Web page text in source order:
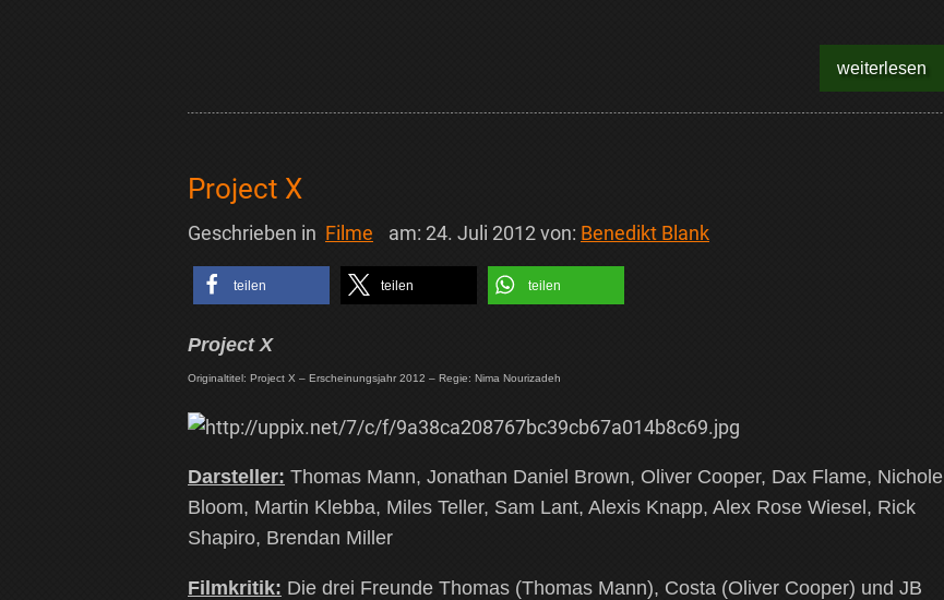
weiterlesen
Project X
Geschrieben in Filme am: 24. Juli 2012von: Benedikt Blank
teilen teilen teilen
Project X
Originaltitel: Project X – Erscheinungsjahr 2012 – Regie: Nima Nourizadeh
Darsteller: Thomas Mann, Jonathan Daniel Brown, Oliver Cooper, Dax Flame, Nichole
Bloom, Martin Klebba, Miles Teller, Sam Lant, Alexis Knapp, Alex Rose Wiesel, Rick
Shapiro, Brendan Miller
Filmkritik: Die drei Freunde Thomas (Thomas Mann), Costa (Oliver Cooper) und JB